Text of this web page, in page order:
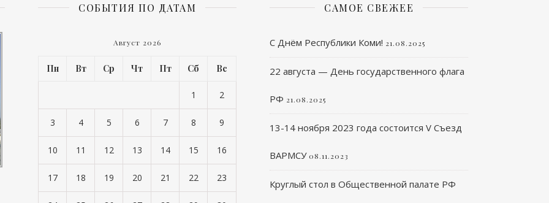
СОБЫТИЯ ПО ДАТАМ
Август 2026
Пн Вт Ср Чт Пт Сб Вс
1 2
3 4 5 6 7 8 9
10 11 12 13 14 15 16
17 18 19 20 21 22 23
САМОЕ СВЕЖЕЕ
С Днём Республики Коми! 21.08.2025
22 августа — День государственного флага
РФ 21.08.2025
13-14 ноября 2023 года состоится V Съезд
ВАРМСУ 08.11.2023
Круглый стол в Общественной палате РФ